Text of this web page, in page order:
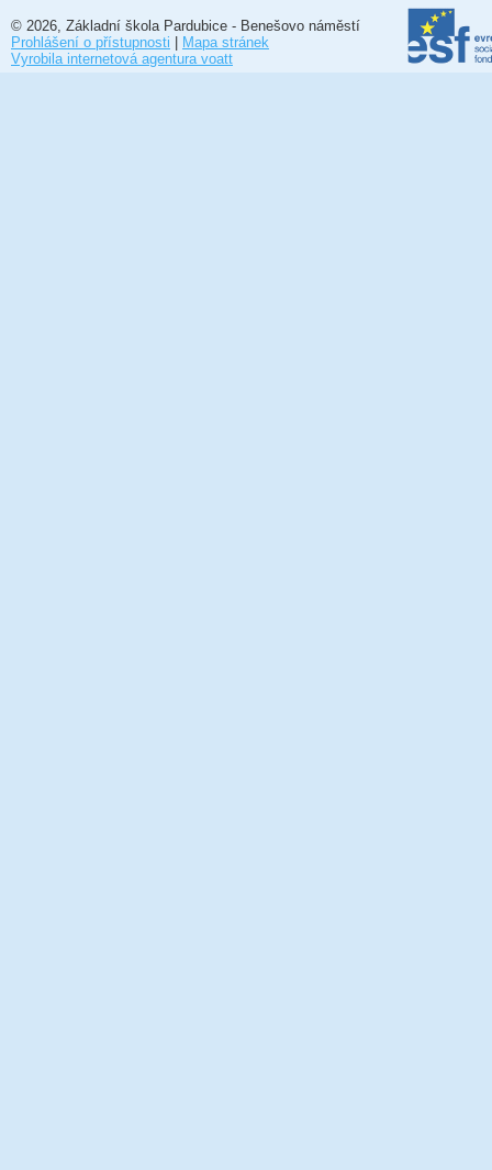
© 2026, Základní škola Pardubice - Benešovo náměstí
Prohlášení o přístupnosti | Mapa stránek
Vyrobila internetová agentura voatt